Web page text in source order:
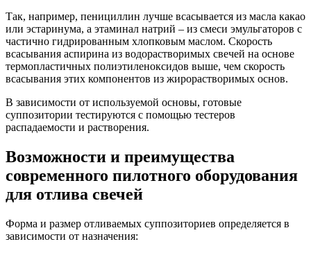
Так, например, пенициллин лучше всасывается из масла какао
или эстаринума, а этаминал натрий – из смеси эмульгаторов с
частично гидрированным хлопковым маслом. Скорость
всасывания аспирина из водорастворимых свечей на основе
термопластичных полиэтиленоксидов выше, чем скорость
всасывания этих компонентов из жирорастворимых основ.
В зависимости от используемой основы, готовые
суппозитории тестируются с помощью тестеров
распадаемости и растворения.
Возможности и преимущества
современного пилотного оборудования
для отлива свечей
Форма и размер отливаемых суппозиториев определяется в
зависимости от назначения: